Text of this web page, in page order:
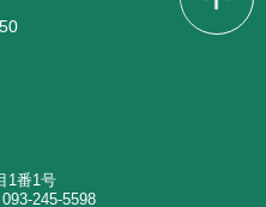
1番1号
245-5598